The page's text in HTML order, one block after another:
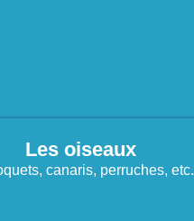
Les oiseaux
canaris, perruches, etc.